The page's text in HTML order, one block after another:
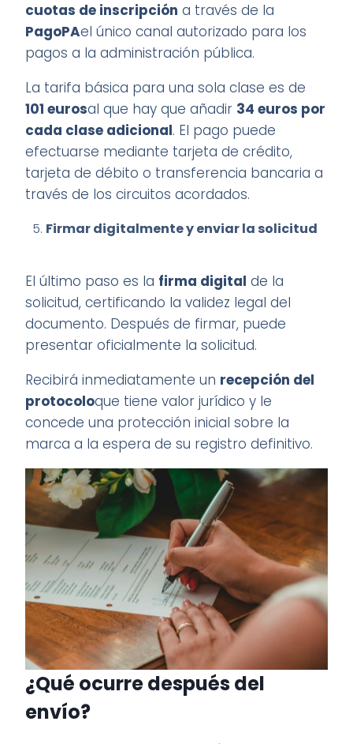
cuotas de inscripción a través de la
PagoPAel único canal autorizado para los
pagos a la administración pública.
La tarifa básica para una sola clase es de
101 eurosal que hay que añadir 34 euros por
cada clase adicional. El pago puede
efectuarse mediante tarjeta de crédito,
tarjeta de débito o transferencia bancaria a
través de los circuitos acordados.
Firmar digitalmente y enviar la solicitud
El último paso es la firma digital de la
solicitud, certificando la validez legal del
documento. Después de firmar, puede
presentar oficialmente la solicitud.
Recibirá inmediatamente un recepción del
protocoloque tiene valor jurídico y le
concede una protección inicial sobre la
marca a la espera de su registro definitivo.
¿Qué ocurre después del
envío?